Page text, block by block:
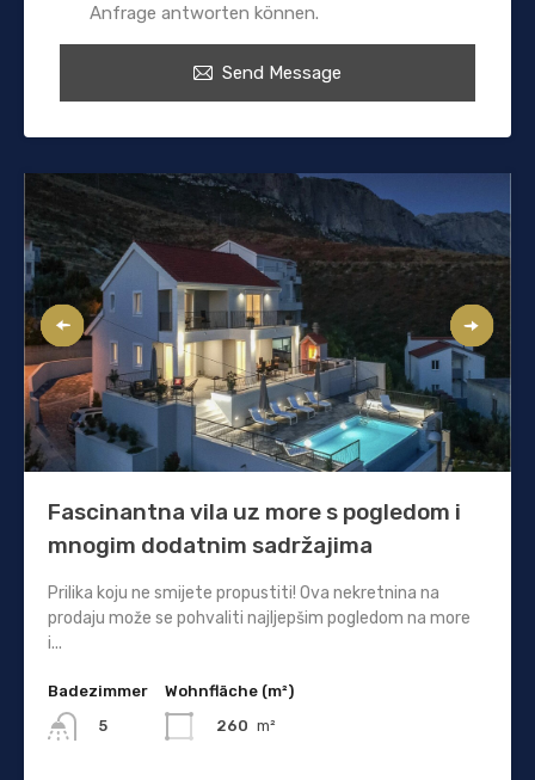
Anfrage antworten können.
Send Message
Fascinantna vila uz more s pogledom i
mnogim dodatnim sadržajima
Prilika koju ne smijete propustiti! Ova nekretnina na
prodaju može se pohvaliti najljepšim pogledom na more
i...
Badezimmer
5
Wohnfläche (m²)
260 m²